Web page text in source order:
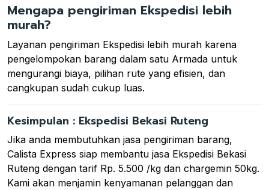
Mengapa pengiriman Ekspedisi lebih
murah?
Layanan pengiriman Ekspedisi lebih murah karena
pengelompokan barang dalam satu Armada untuk
mengurangi biaya, pilihan rute yang efisien, dan
cangkupan sudah cukup luas.
Kesimpulan : Ekspedisi Bekasi Ruteng
Jika anda membutuhkan jasa pengiriman barang,
Calista Express siap membantu jasa Ekspedisi Bekasi
Ruteng dengan tarif Rp. 5.500 /kg dan chargemin 50kg.
Kami akan menjamin kenyamanan pelanggan dan